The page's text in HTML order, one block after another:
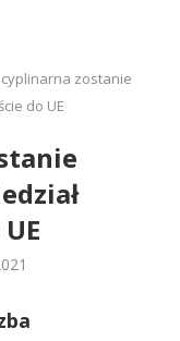
zostanie
do UE